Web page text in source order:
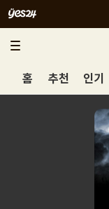
홈 추천 인기